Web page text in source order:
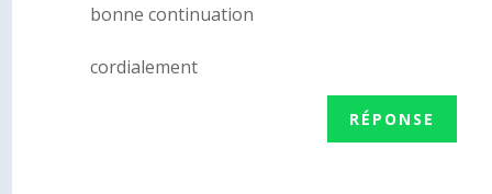
bonne continuation
cordialement
RÉPONSE